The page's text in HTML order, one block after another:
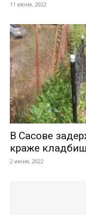
11 июня, 2022
В Сасове
краже
2 июня, 2022